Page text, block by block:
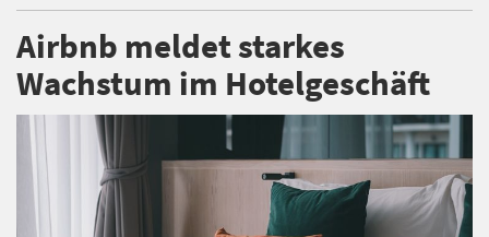
Airbnb meldet starkes
Wachstum im Hotelgeschäft